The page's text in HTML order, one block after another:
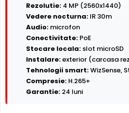
Rezolutie: 4 MP (2560x1440)
Vedere nocturna: IR 30m
Audio: microfon
Conectivitate: PoE
Stocare locala: slot microSD
Instalare:exterior (carcasa
Tehnologii smart:WizSense,
Compresie: H.265+
Garantie: 24 luni